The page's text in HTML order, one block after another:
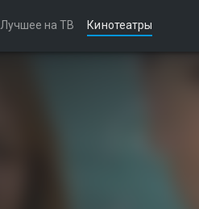
Лучшее на ТВ Кинотеатры